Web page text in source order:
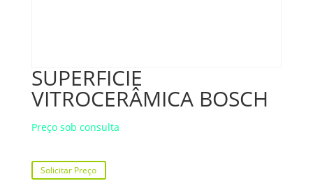
SUPERFICIE
VITROCERÂMICA BOSCH
Preço sob consulta
Solicitar Preço